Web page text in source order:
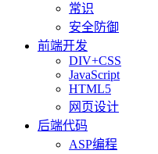
常识
安全防御
前端开发
DIV+CSS
JavaScript
HTML5
网页设计
后端代码
ASP编程